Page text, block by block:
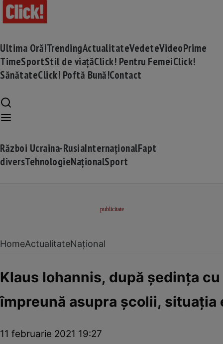
Ultima Oră!TrendingActualitateVedeteVideoPrime
TimeSportStil de viațăClick! Pentru FemeiClick!
SănătateClick! Poftă Bună!Contact
Război Ucraina-RusiaInternaționalFapt
diversTehnologieNaționalSport
HomeActualitateNațional
Klaus Iohannis, după şedinţa
împreună asupra şcolii, situaţia
11 februarie 2021 19:27